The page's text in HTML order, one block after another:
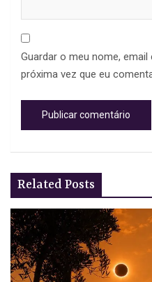
Guardar o meu nome,
próxima vez que eu
Related Posts